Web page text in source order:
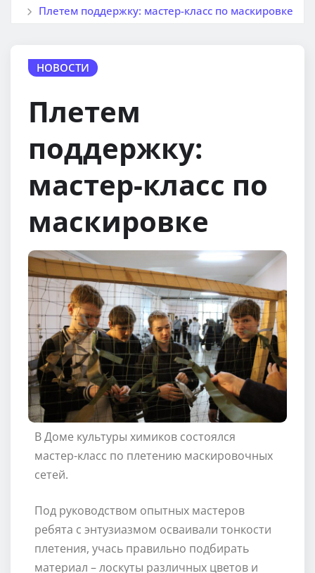
Плетем поддержку: мастер-класс по маскировке
НОВОСТИ
Плетем
поддержку:
мастер-класс по
маскировке
В Доме культуры химиков состоялся
мастер-класс по плетению маскировочных
сетей.
Под руководством опытных мастеров
ребята с энтузиазмом осваивали тонкости
плетения, учась правильно подбирать
материал – лоскуты различных цветов и